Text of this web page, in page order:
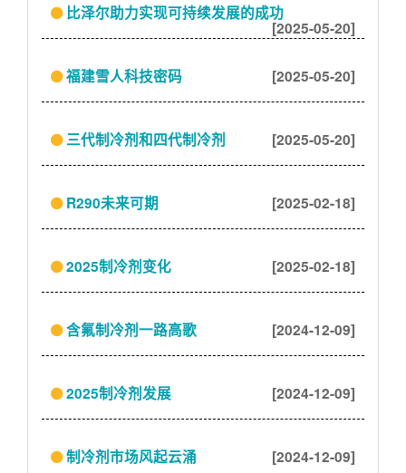
比泽尔助力实现可持续发展的成功
[2025-05-20]
福建雪人科技密码 [2025-05-20]
三代制冷剂和四代制冷剂 [2025-05-20]
R290未来可期 [2025-02-18]
2025制冷剂变化 [2025-02-18]
含氟制冷剂一路高歌 [2024-12-09]
2025制冷剂发展 [2024-12-09]
制冷剂市场风起云涌 [2024-12-09]